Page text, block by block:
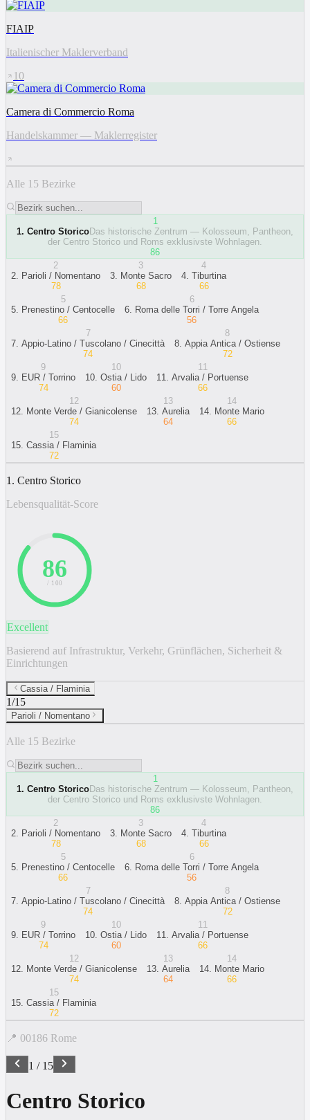
FIAIP
Italienischer Maklerverband
10
Camera di Commercio Roma
Handelskammer — Maklerregister
Alle 15 Bezirke
1
1. Centro StoricoDas historische Zentrum — Kolosseum, Pantheon,
der Centro Storico und Roms exklusivste Wohnlagen.
86
2
2. Parioli / Nomentano
78
3
3. Monte Sacro
68
4
4. Tiburtina
66
5
5. Prenestino / Centocelle
66
6
6. Roma delle Torri / Torre Angela
56
7
7. Appio-Latino / Tuscolano / Cinecittà
74
8
8. Appia Antica / Ostiense
72
9
9. EUR / Torrino
74
10
10. Ostia / Lido
60
11
11. Arvalia / Portuense
66
12
12. Monte Verde / Gianicolense
74
13
13. Aurelia
64
14
14. Monte Mario
66
15
15. Cassia / Flaminia
72
1. Centro Storico
Lebensqualität-Score
86
/ 100
Excellent
Basierend auf Infrastruktur, Verkehr, Grünflächen, Sicherheit &
Einrichtungen
Cassia / Flaminia
1/15
Parioli / Nomentano
Alle 15 Bezirke
1
1. Centro StoricoDas historische Zentrum — Kolosseum, Pantheon,
der Centro Storico und Roms exklusivste Wohnlagen.
86
2
2. Parioli / Nomentano
78
3
3. Monte Sacro
68
4
4. Tiburtina
66
5
5. Prenestino / Centocelle
66
6
6. Roma delle Torri / Torre Angela
56
7
7. Appio-Latino / Tuscolano / Cinecittà
74
8
8. Appia Antica / Ostiense
72
9
9. EUR / Torrino
74
10
10. Ostia / Lido
60
11
11. Arvalia / Portuense
66
12
12. Monte Verde / Gianicolense
74
13
13. Aurelia
64
14
14. Monte Mario
66
15
15. Cassia / Flaminia
72
📍 00186 Rome
1 / 15
Centro Storico